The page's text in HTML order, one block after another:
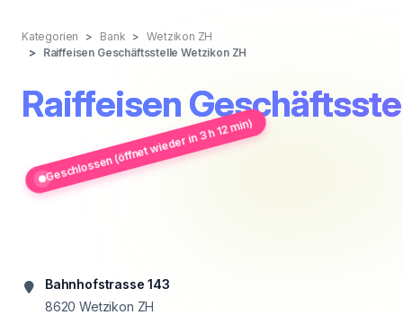
Kategorien Bank
Wetzikon ZH
Raiffeisen Geschäftsstelle Wetzikon ZH
Raiffeisen
Geschlossen (öffnet wieder in 3 h 12 min)
Bahnhofstrasse 143
8620 Wetzikon ZH